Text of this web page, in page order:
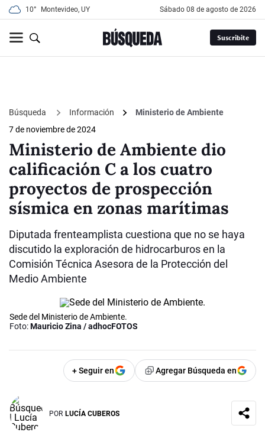
10° Montevideo, UY sábado 08 de agosto de 2026
Suscribite
Búsqueda Información
Ministerio de Ambiente
7 de noviembre de 2024
Ministerio de Ambiente dio
calificación C a los cuatro
proyectos de prospección
sísmica en zonas marítimas
Diputada frenteamplista cuestiona que no se haya
discutido la exploración de hidrocarburos en la
Comisión Técnica Asesora de la Protección del
Medio Ambiente
Sede del Ministerio de Ambiente.
Foto:Mauricio Zina / adhocFOTOS
+ Seguir en Agregar Búsqueda en
POR LUCÍA CUBEROS